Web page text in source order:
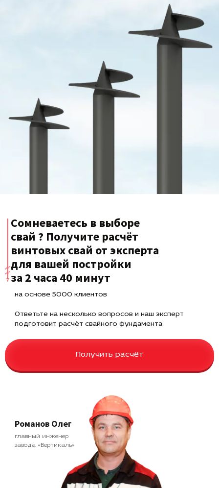
Сомневаетесь в выборе
свай ? Получите расчёт
винтовых свай от эксперта
для вашей постройки
за 2 часа 40 минут
на основе 5000 клиентов
Ответьте на несколько вопросов и наш эксперт
подготовит расчёт свайного фундамента
Получить расчёт
Романов Олег
главный инженер
завода «Вертикаль»